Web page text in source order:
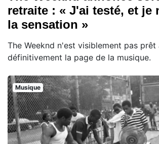
retraite : « J'ai testé, et je
la sensation »
The Weeknd n'est visiblement pas prêt
définitivement la page de la musique.
Musique